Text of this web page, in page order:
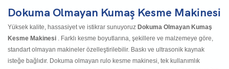
Dokuma Olmayan Kumaş Kesme Makinesi
Yüksek kalite, hassasiyet ve istikrar sunuyoruz Dokuma Olmayan Kumaş
Kesme Makinesi . Farklı kesme boyutlarına, şekillere ve malzemeye göre,
standart olmayan makineler özelleştirilebilir. Baskı ve ultrasonik kaynak
isteğe bağlıdır. Dokuma olmayan rulo kesme makinesi, tek kullanımlık